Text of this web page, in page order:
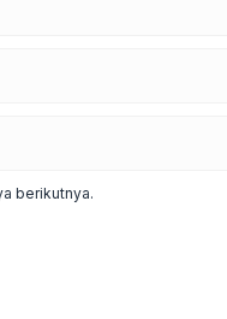
berikutnya.